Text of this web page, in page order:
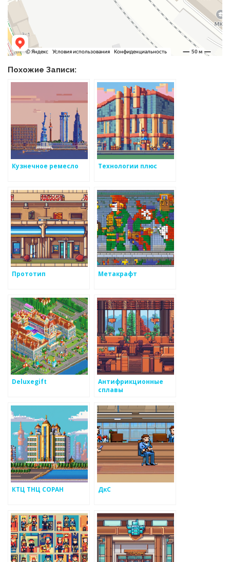
Похожие Записи:
Кузнечное ремесло Технологии плюс
Прототип Метакрафт
Deluxegift
Антифрикционные
сплавы
КТЦ ТНЦ СОРАН ДкС